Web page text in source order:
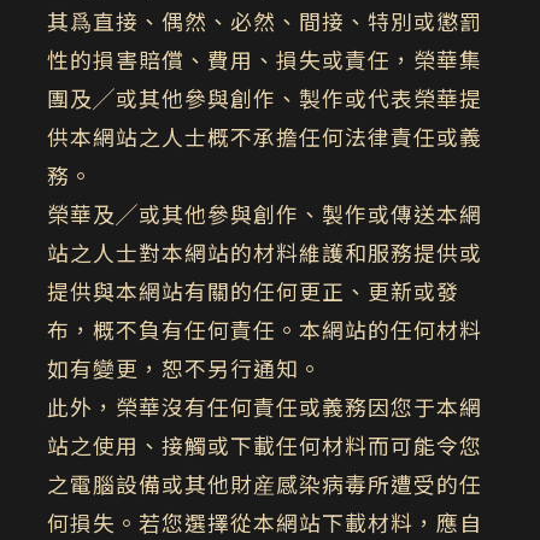
其爲直接、偶然、必然、間接、特別或懲罰
性的損害賠償、費用、損失或責任，榮華集
團及╱或其他參與創作、製作或代表榮華提
供本網站之人士概不承擔任何法律責任或義
務。
榮華及╱或其他參與創作、製作或傳送本網
站之人士對本網站的材料維護和服務提供或
提供與本網站有關的任何更正、更新或發
布，概不負有任何責任。本網站的任何材料
如有變更，恕不另行通知。
此外，榮華沒有任何責任或義務因您于本網
站之使用、接觸或下載任何材料而可能令您
之電腦設備或其他財産感染病毒所遭受的任
何損失。若您選擇從本網站下載材料，應自